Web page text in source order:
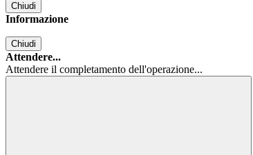
Chiudi
Informazione
Chiudi
Attendere...
Attendere il completamento dell'operazione...